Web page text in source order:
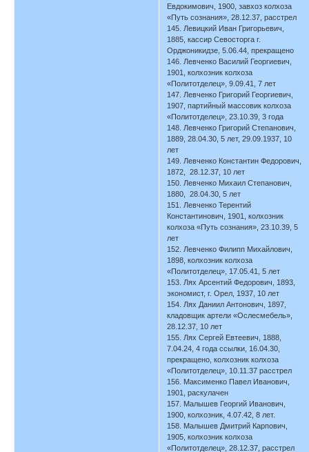
Евдокимович, 1900, завхоз колхоза
«Путь сознания», 28.12.37, расстрел
145. Левицкий Иван Григорьевич,
1885, кассир Севосторга г.
Орджоникидзе, 5.06.44, прекращено
146. Левченко Василий Георгиевич,
1901, колхозник колхоза
«Политотделец», 9.09.41, 7 лет
147. Левченко Григорий Георгиевич,
1907, партийный массовик колхоза
«Политотделец», 23.10.39, 3 года
148. Левченко Григорий Степанович,
1889, 28.04.30, 5 лет, 29.09.1937, 10
лет
149. Левченко Константин Федорович,
1872, 28.12.37, 10 лет
150. Левченко Михаил Степанович,
1880, 28.04.30, 5 лет
151. Левченко Терентий
Константинович, 1901, колхозник
колхоза «Путь сознания», 23.10.39, 5
лет
152. Левченко Филипп Михайлович,
1898, колхозник колхоза
«Политотделец», 17.05.41, 5 лет
153. Лях Арсентий Федорович, 1893,
экономист, г. Орел, 1937, 10 лет
154. Лях Даниил Антонович, 1897,
кладовщик артели «Ослесмебель»,
28.12.37, 10 лет
155. Лях Сергей Евтеевич, 1888,
7.04.24, 4 года ссылки, 16.04.30,
прекращено, колхозник колхоза
«Политотделец», 10.11.37 расстрел
156. Максименко Павел Иванович,
1901, раскулачен
157. Малышев Георгий Иванович,
1900, колхозник, 4.07.42, 8 лет.
158. Малышев Дмитрий Карпович,
1905, колхозник колхоза
«Политотделец», 28.12.37, расстрел